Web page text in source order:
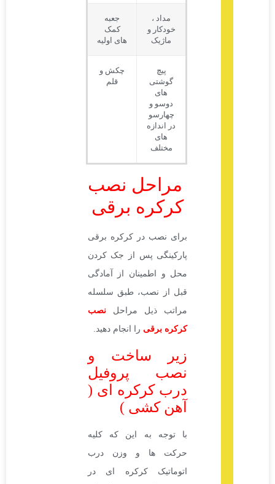
کمک
های اولیه
قلم
مراحل نصب
کرکره برقی
برای نصب در کرکره برقی
پارکینگی پس از جک کردن
محل و اطمینان از آمادگی
قبل از نصب، طبق سلسله
مراتب ذیل مراحلنصب
را انجام دهید.
زیر ساخت و
نصب پروفیل
درب کرکره ای (
با توجه به این که کلیه
حرکت ها و وزن درب
اتوماتیک کرکره ای در